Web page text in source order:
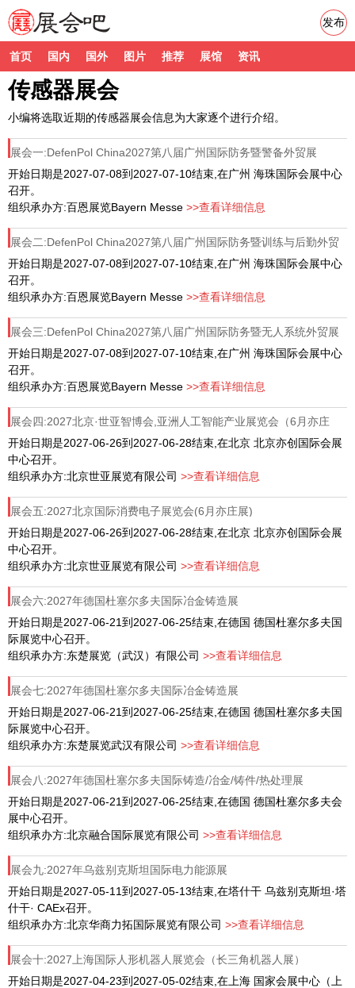
首页 国内 国外 图片 推荐 展馆 资讯
发布
传感器展会
小编将选取近期的传感器展会信息为大家逐个进行介绍。
展会一:DefenPol China2027第八届广州国际防务暨警备外贸展
开始日期是2027-07-08到2027-07-10结束,在广州 海珠国际会展中心
召开。
组织承办方:百恩展览Bayern Messe >>查看详细信息
展会二:DefenPol China2027第八届广州国际防务暨训练与后勤外贸
开始日期是2027-07-08到2027-07-10结束,在广州 海珠国际会展中心
召开。
组织承办方:百恩展览Bayern Messe >>查看详细信息
展会三:DefenPol China2027第八届广州国际防务暨无人系统外贸展
开始日期是2027-07-08到2027-07-10结束,在广州 海珠国际会展中心
召开。
组织承办方:百恩展览Bayern Messe >>查看详细信息
展会四:2027北京·世亚智博会,亚洲人工智能产业展览会（6月亦庄
开始日期是2027-06-26到2027-06-28结束,在北京 北京亦创国际会展
中心召开。
组织承办方:北京世亚展览有限公司 >>查看详细信息
展会五:2027北京国际消费电子展览会(6月亦庄展)
开始日期是2027-06-26到2027-06-28结束,在北京 北京亦创国际会展
中心召开。
组织承办方:北京世亚展览有限公司 >>查看详细信息
展会六:2027年德国杜塞尔多夫国际冶金铸造展
开始日期是2027-06-21到2027-06-25结束,在德国 德国杜塞尔多夫国
际展览中心召开。
组织承办方:东楚展览（武汉）有限公司 >>查看详细信息
展会七:2027年德国杜塞尔多夫国际冶金铸造展
开始日期是2027-06-21到2027-06-25结束,在德国 德国杜塞尔多夫国
际展览中心召开。
组织承办方:东楚展览武汉有限公司 >>查看详细信息
展会八:2027年德国杜塞尔多夫国际铸造/冶金/铸件/热处理展
开始日期是2027-06-21到2027-06-25结束,在德国 德国杜塞尔多夫会
展中心召开。
组织承办方:北京融合国际展览有限公司 >>查看详细信息
展会九:2027年乌兹别克斯坦国际电力能源展
开始日期是2027-05-11到2027-05-13结束,在塔什干 乌兹别克斯坦·塔
什干· CAEx召开。
组织承办方:北京华商力拓国际展览有限公司 >>查看详细信息
展会十:2027上海国际人形机器人展览会（长三角机器人展）
开始日期是2027-04-23到2027-05-02结束,在上海 国家会展中心（上